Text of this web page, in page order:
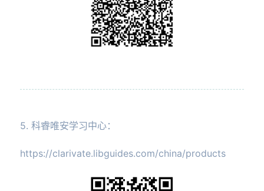
5. 科睿唯安学习中心：
https://clarivate.libguides.com/china/products